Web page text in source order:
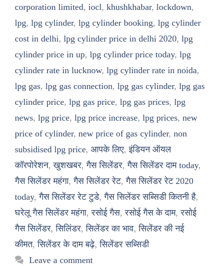
corporation limited, iocl, khushkhabar, lockdown,
lpg, lpg cylinder, lpg cylinder booking, lpg cylinder
cost in delhi, lpg cylinder price in delhi 2020, lpg
cylinder price in up, lpg cylinder price today, lpg
cylinder rate in lucknow, lpg cylinder rate in noida,
lpg gas, lpg gas connection, lpg gas cylinder, lpg gas
cylinder price, lpg gas price, lpg gas prices, lpg
news, lpg price, lpg price increase, lpg prices, new
price of cylinder, new price of gas cylinder, non
subsidised lpg price, आपके लिए,इंडियन ऑयल
कॉरपोरेशन,खुशखबर,गैस सिलेंडर,गैस सिलेंडर दाम today,
गैस सिलेंडर महंगा,गैस सिलेंडर रेट,गैस सिलेंडर रेट 2020
today,गैस सिलेंडर रेट टुडे,गैस सिलेंडर सब्सिडी कितनी है,
घरेलू गैस सिलेंडर महंगा,रसोई गैस,रसोई गैस के दाम,रसोई
गैस सिलेंडर,सिलिंडर,सिलेंडर का भाव,सिलेंडर की नई
कीमत,सिलेंडर के दाम बढ़े,सिलेंडर सब्सिडी
Leave a comment